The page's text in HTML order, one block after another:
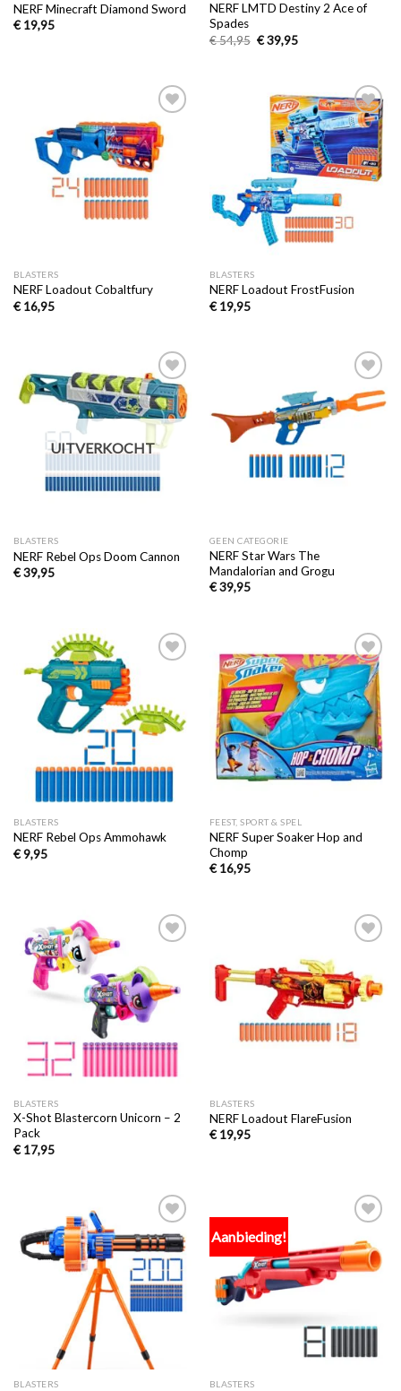
NERF Minecraft Diamond Sword
€19,95
NERF LMTD Destiny 2 Ace of
Spades
€54,95 €39,95
Toevoegen
aan
verlanglijst
BLASTERS
NERF Loadout Cobaltfury
€16,95
Toevoegen
aan
verlanglijst
BLASTERS
NERF Loadout FrostFusion
€19,95
Toevoegen
aan
verlanglijst
UITVERKOCHT
BLASTERS
NERF Rebel Ops Doom Cannon
€39,95
Toevoegen
aan
verlanglijst
GEEN CATEGORIE
NERF Star Wars The
Mandalorian and Grogu
€39,95
Toevoegen
verlanglijst
BLASTERS
NERF Rebel Ops Ammohawk
€9,95
Toevoegen
verlanglijst
FEEST, SPORT & SPEL
NERF Super Soaker Hop and
Chomp
€16,95
aan
verlanglijst
BLASTERS
X-Shot Blastercorn Unicorn – 2
Pack
€17,95
verlanglijst
BLASTERS
NERF Loadout FlareFusion
€19,95
Toevoegen
aan
verlanglijst
BLASTERS
Aanbieding!
aan
verlanglijst
BLASTERS